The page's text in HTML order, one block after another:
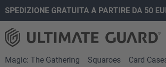
Passa alla navigazione
SPEDIZIONE GRATUITA A PARTIRE DA 50
Magic: The Gathering Squaroes Card